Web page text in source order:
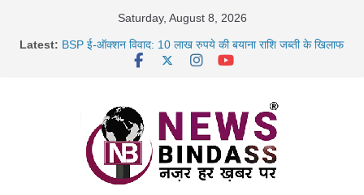
Saturday, August 8, 2026
Latest: BSP ई-ऑक्शन विवाद: 10 लाख रुपये की बयाना राशि जब्ती के खिलाफ
साइबर ठगी पर दुर्ग पुलिस का बड़ा एक्शन: 13 म्यूल बैंक खाताधारक
गिरफ्तार